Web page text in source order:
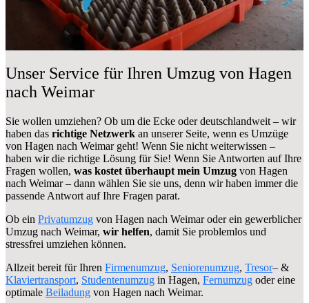
Unser Service für Ihren Umzug von Hagen
nach Weimar
Sie wollen umziehen? Ob um die Ecke oder deutschlandweit – wir
haben das richtige Netzwerk an unserer Seite, wenn es Umzüge
von Hagen nach Weimar geht! Wenn Sie nicht weiterwissen –
haben wir die richtige Lösung für Sie! Wenn Sie Antworten auf Ihre
Fragen wollen, was kostet überhaupt mein Umzug von Hagen
nach Weimar – dann wählen Sie sie uns, denn wir haben immer die
passende Antwort auf Ihre Fragen parat.
Ob ein Privatumzug von Hagen nach Weimar oder ein gewerblicher
Umzug nach Weimar, wir helfen, damit Sie problemlos und
stressfrei umziehen können.
Allzeit bereit für Ihren Firmenumzug, Seniorenumzug, Tresor– &
Klaviertransport, Studentenumzug in Hagen, Fernumzug oder eine
optimale Beiladung von Hagen nach Weimar.